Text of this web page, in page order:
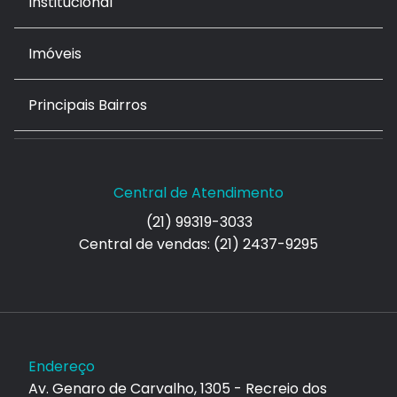
Imóveis
Principais Bairros
Central de Atendimento
(21) 99319-3033
Central de vendas: (21) 2437-9295
Endereço
Av. Genaro de Carvalho, 1305 - Recreio dos